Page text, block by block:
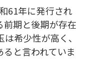
61年に発行され
前期と後期が存在
希少性が高く、
と言われていま